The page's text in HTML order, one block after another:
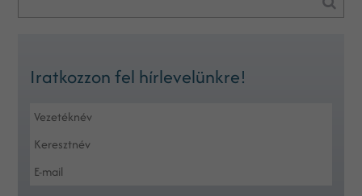
Iratkozzon fel hírlevelünkre!